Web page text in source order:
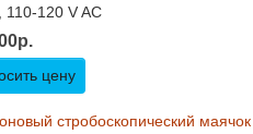
120 V AC
цену